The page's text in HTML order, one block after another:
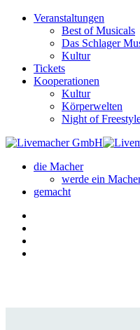
Veranstaltungen
Best of Musicals
Das Schlager
Kultur
Tickets
Kooperationen
Kultur
Körperwelten
Night of
die Macher
werde ein
gemacht